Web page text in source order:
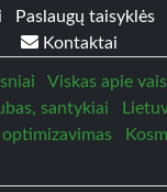
Paslaugų taisyklės
Kontaktai
Viskas apie
santykiai
optimizavimas